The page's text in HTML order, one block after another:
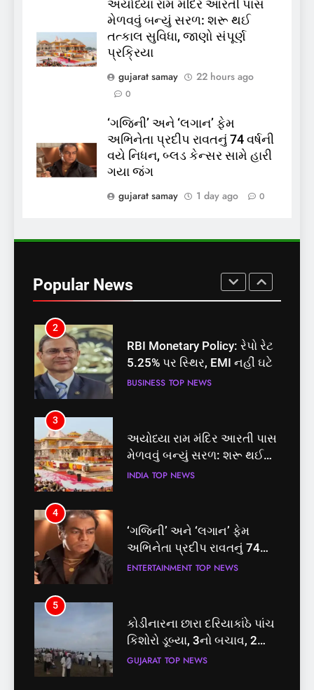
અયોધ્યા રામ મંદિર આરતી પાસ
મેળવવું બન્યું સરળ: શરૂ થઈ
તત્કાલ સુવિધા, જાણો સંપૂર્ણ
પ્રક્રિયા
gujarat samay
22 hours ago
0
‘ગજિની’ અને ‘લગાન’ ફેમ
અભિનેતા પ્રદીપ રાવતનું 74 વર્ષની
વયે નિધન, બ્લડ કેન્સર સામે હારી
ગયા જંગ
gujarat samay
1 day ago 0
Popular News
મુક્તિ,ગુજરાતમાં વેરિફિકેશન
પ્રક્રિયા બની સરળ
GUJARAT TOP NEWS
7
નોંધણી બિલ2026’ ધ્વનિમતથી
8
શું તમારું મધ કે ઘી ખરેખર શુદ્ધ
છે? FSSAIએ ડાબરના દાવાઓની
પોલ ખોલી, મૂક્યો પ્રતિબંધ
INDIA TOP NEWS
બેઠક પરથી પવન પાંડેને 2027
માટે બનાવાયા ઉમેદવાર
INDIA
2
RBI Monetary Policy: રેપો રેટ
5.25% પર સ્થિર, EMI નહીં ઘટે
BUSINESS TOP NEWS
3
અયોધ્યા રામ મંદિર આરતી પાસ
મેળવવું બન્યું સરળ: શરૂ થઈ
તત્કાલ સુવિધા, જાણો સંપૂર્ણ
INDIA TOP NEWS
4
‘ગજિની’ અને ‘લગાન’ ફેમ
અભિનેતા પ્રદીપ રાવતનું 74
વર્ષની વયે નિધન, બ્લડ કેન્સર
ENTERTAINMENT TOP NEWS
5
કોડીનારના છારા દરિયાકાંઠે પાંચ
કિશોરો ડૂબ્યા, 3નો બચાવ, 2
લાપતા
GUJARAT TOP NEWS